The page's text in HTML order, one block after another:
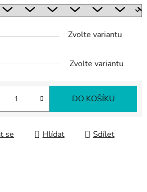
Zvolte variantu
Zvolte variantu
DO KOŠÍKU
se Hlídat Sdílet